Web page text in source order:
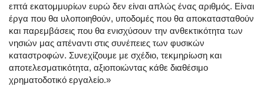
επτά εκατομμυρίων ευρώ δεν είναι απλώς ένας αριθμός. Είναι
έργα που θα υλοποιηθούν, υποδομές που θα αποκατασταθούν
και παρεμβάσεις που θα ενισχύσουν την ανθεκτικότητα των
νησιών μας απέναντι στις συνέπειες των φυσικών
καταστροφών. Συνεχίζουμε με σχέδιο, τεκμηρίωση και
αποτελεσματικότητα, αξιοποιώντας κάθε διαθέσιμο
χρηματοδοτικό εργαλείο.»